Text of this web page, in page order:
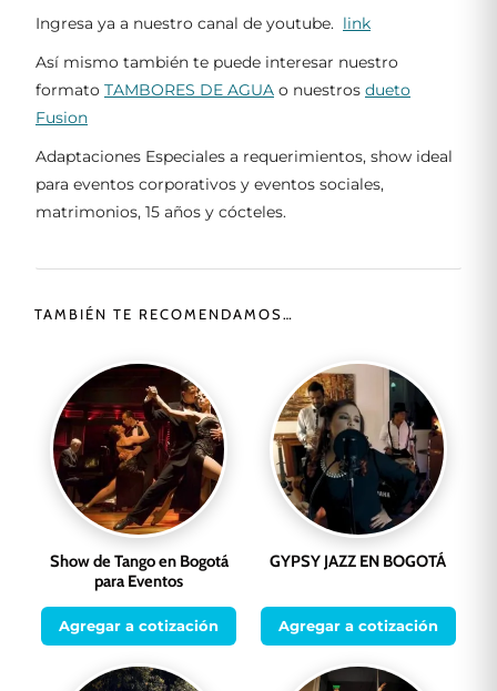
Ingresa ya a nuestro canal de youtube. link
Así mismo también te puede interesar nuestro
formato TAMBORES DE AGUA o nuestros dueto
Fusion
Adaptaciones Especiales a requerimientos, show ideal
para eventos corporativos y eventos sociales,
matrimonios, 15 años y cócteles.
TAMBIÉN TE RECOMENDAMOS…
Show de Tango en Bogotá
para Eventos
Agregar a cotización
GYPSY JAZZ EN BOGOTÁ
Agregar a cotización